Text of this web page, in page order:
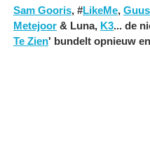
Sam Gooris, #LikeMe,
Metejoor & Luna, K3... de
Te Zien' bundelt opnieuw